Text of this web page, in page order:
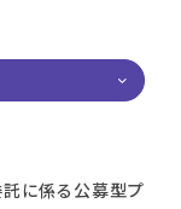
に係る公募型プ